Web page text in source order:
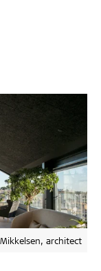
architect